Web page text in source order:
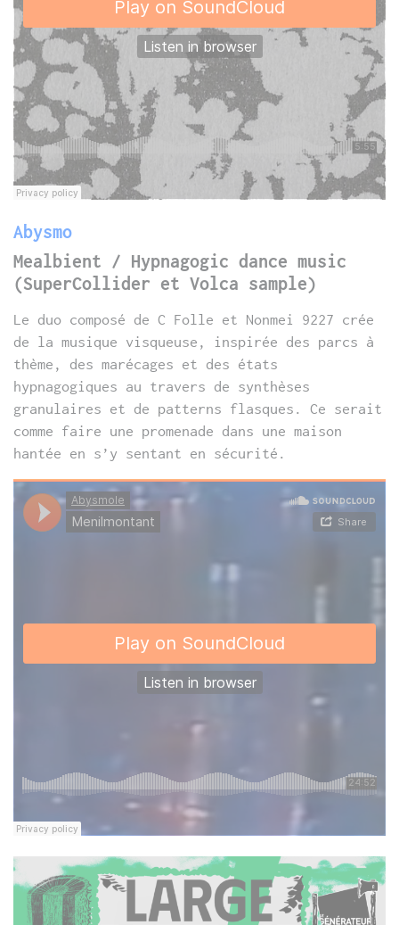
Abysmo
Mealbient / Hypnagogic dance music
(SuperCollider et Volca sample)
Le duo composé de C Folle et Nonmei 9227 crée
de la musique visqueuse, inspirée des parcs à
thème, des marécages et des états
hypnagogiques au travers de synthèses
granulaires et de patterns flasques. Ce serait
comme faire une promenade dans une maison
hantée en s’y sentant en sécurité.